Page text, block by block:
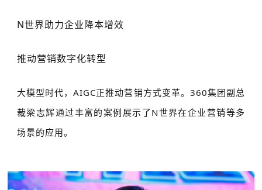
N世界助力企业降本增效
推动营销数字化转型
大模型时代，AIGC正推动营销方式变革。360集团副总
裁梁志辉通过丰富的案例展示了N世界在企业营销等多
场景的应用。